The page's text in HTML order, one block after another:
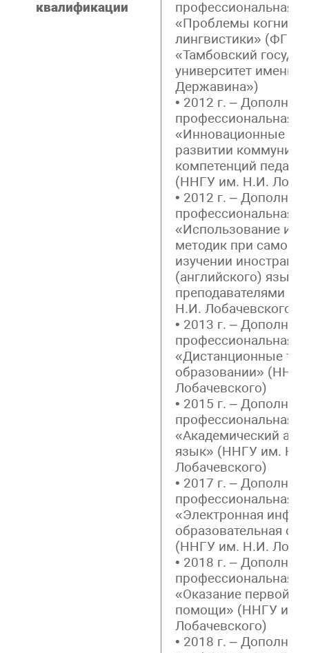
квалификации
профессиональная
«Проблемы
лингвистики»
«Тамбовский
университет имени
Державина»)
• 2012 г. –
профессиональная
«Инновационные
развитии
компетенций
(ННГУ им. Н.И.
• 2012 г. –
профессиональная
«Использование
методик при
изучении
(английского) языка
преподавателями
Н.И. Лобачевского)
• 2013 г. –
профессиональная
«Дистанционные
образовании»
Лобачевского)
• 2015 г. –
профессиональная
«Академический
язык» (ННГУ им.
Лобачевского)
• 2017 г. –
профессиональная
«Электронная
образовательная
(ННГУ им. Н.И.
• 2018 г. –
профессиональная
«Оказание первой
помощи» (ННГУ им.
Лобачевского)
• 2018 г. –